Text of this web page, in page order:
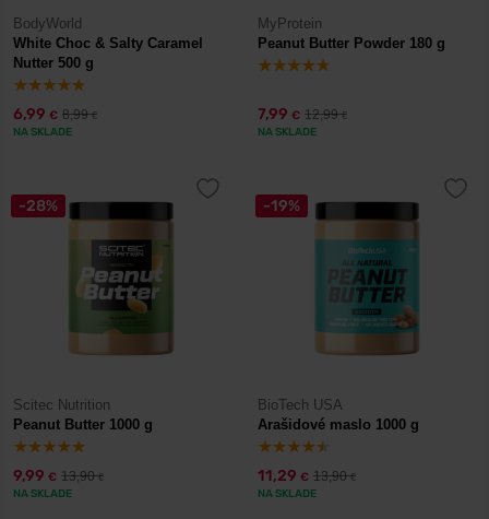
BodyWorld
White Choc & Salty Caramel
Nutter 500 g
6,99 € 8,99€
NA SKLADE
MyProtein
Peanut Butter Powder 180 g
7,99 € 12,99€
NA SKLADE
-28%
Scitec Nutrition
Peanut Butter 1000 g
9,99 € 13,90€
NA SKLADE
-19%
BioTech USA
Arašidové maslo 1000 g
11,29 € 13,90€
NA SKLADE